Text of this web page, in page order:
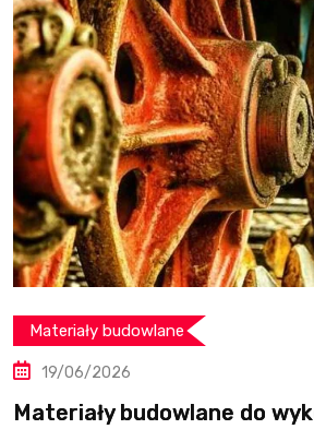
domu
Meble i dekoracje
Stół dębowy